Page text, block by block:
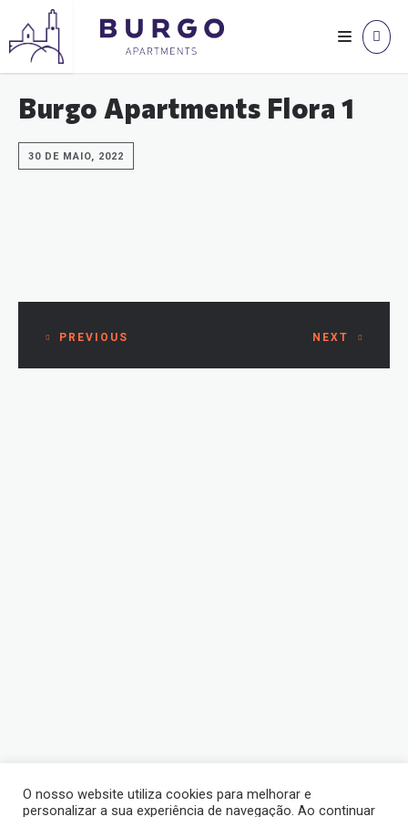
Burgo Apartments Flora 1
30 DE MAIO, 2022
PREVIOUS NEXT
O nosso website utiliza cookies para melhorar e
personalizar a sua experiência de navegação. Ao continuar